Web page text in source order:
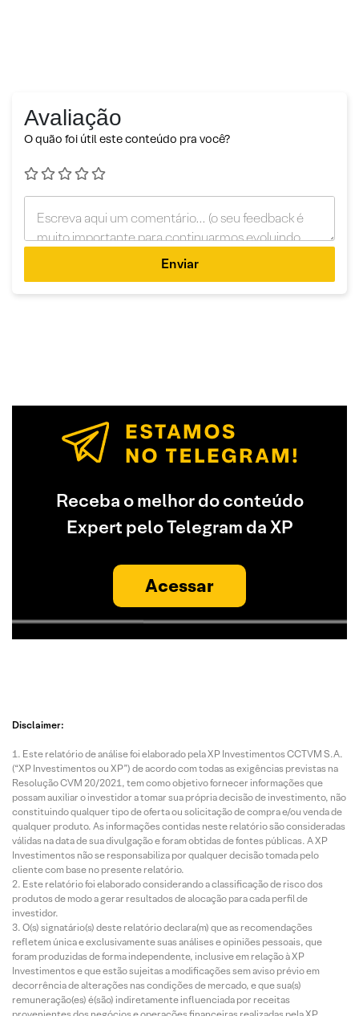
Avaliação
O quão foi útil este conteúdo pra você?
Enviar
Receba o melhor do conteúdo
Expert pelo Telegram da XP
Acessar
Disclaimer:
Este relatório de análise foi elaborado pela XP Investimentos CCTVM S.A.
(“XP Investimentos ou XP”) de acordo com todas as exigências previstas na
Resolução CVM 20/2021, tem como objetivo fornecer informações que
possam auxiliar o investidor a tomar sua própria decisão de investimento, não
constituindo qualquer tipo de oferta ou solicitação de compra e/ou venda de
qualquer produto. As informações contidas neste relatório são consideradas
válidas na data de sua divulgação e foram obtidas de fontes públicas. A XP
Investimentos não se responsabiliza por qualquer decisão tomada pelo
cliente com base no presente relatório.
Este relatório foi elaborado considerando a classificação de risco dos
produtos de modo a gerar resultados de alocação para cada perfil de
investidor.
O(s) signatário(s) deste relatório declara(m) que as recomendações
refletem única e exclusivamente suas análises e opiniões pessoais, que
foram produzidas de forma independente, inclusive em relação à XP
Investimentos e que estão sujeitas a modificações sem aviso prévio em
decorrência de alterações nas condições de mercado, e que sua(s)
remuneração(es) é(são) indiretamente influenciada por receitas